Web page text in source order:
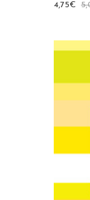
4,75€